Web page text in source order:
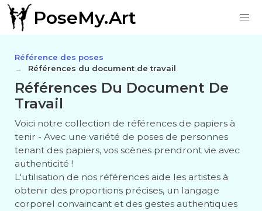
PoseMy.Art
Référence des poses
Références du document de travail
Références Du Document De
Travail
Voici notre collection de références de papiers à
tenir - Avec une variété de poses de personnes
tenant des papiers, vos scènes prendront vie avec
authenticité !
L'utilisation de nos références aide les artistes à
obtenir des proportions précises, un langage
corporel convaincant et des gestes authentiques